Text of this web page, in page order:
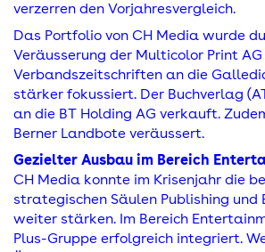
verzerren den Vorjahresvergleich.
Das Portfolio von CH Media wurde
Veräusserung der Multicolor Print
Verbandszeitschriften an die
stärker fokussiert. Der Buchverlag
an die BT Holding AG verkauft.
Berner Landbote veräussert.
Gezielter Ausbau im Bereich
CH Media konnte im Krisenjahr die
strategischen Säulen Publishing
weiter stärken. Im Bereich
Plus-Gruppe erfolgreich integriert.